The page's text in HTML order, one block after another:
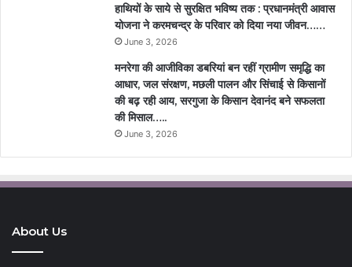
हाथियों के साये से सुरक्षित भविष्य तक : प्रधानमंत्री आवास
योजना ने करमचन्द्र के परिवार को दिया नया जीवन……
June 3, 2026
मनरेगा की आजीविका डबरियां बन रहीं ग्रामीण समृद्धि का
आधार, जल संरक्षण, मछली पालन और सिंचाई से किसानों
की बढ़ रही आय, सरगुजा के किसान देवानंद बने सफलता
की मिसाल…..
June 3, 2026
About Us